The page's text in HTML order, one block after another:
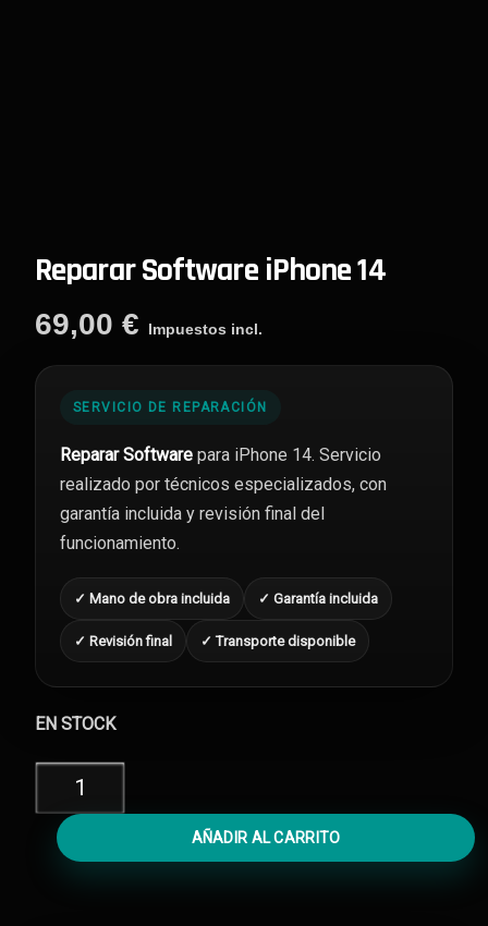
Reparar Software iPhone 14
69,00 € Impuestos incl.
SERVICIO DE REPARACIÓN
Reparar Software para iPhone 14. Servicio
realizado por técnicos especializados, con
garantía incluida y revisión final del
funcionamiento.
✓ Mano de obra incluida ✓ Garantía incluida
✓ Revisión final ✓ Transporte disponible
EN STOCK
Reparar
Software
iPhone
AÑADIR AL CARRITO